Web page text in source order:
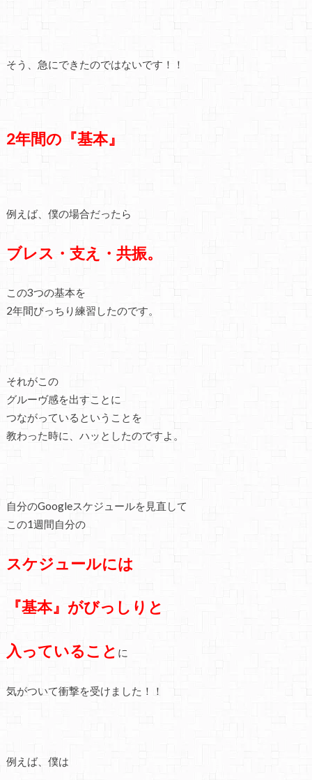
そう、急にできたのではないです！！
2年間の『基本』
例えば、僕の場合だったら
ブレス・支え・共振。
この3つの基本を
2年間びっちり練習したのです。
それがこの
グルーヴ感を出すことに
つながっているということを
教わった時に、ハッとしたのですよ。
自分のGoogleスケジュールを見直して
この1週間自分の
スケジュールには
『基本』がびっしりと
入っていること に
気がついて衝撃を受けました！！
例えば、僕は